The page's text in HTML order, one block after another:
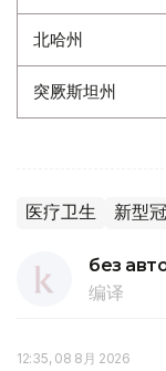
北哈州
突厥斯坦州
医疗卫生 新型
без
编译
12:35, 08 8月 2026